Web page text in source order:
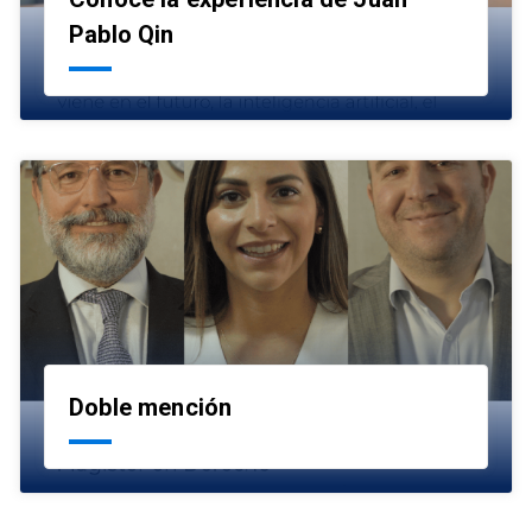
Pablo Qin
Doble mención